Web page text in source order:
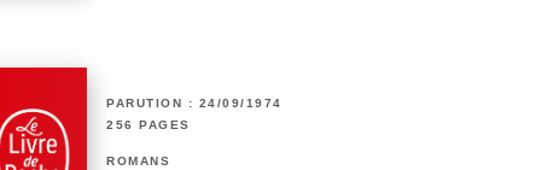
PARUTION : 24/09/1974
256 PAGES
ROMANS